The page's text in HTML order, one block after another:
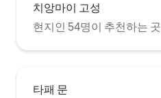
치앙마이 고성
현지인 54명이 추천하는 곳
타패 문